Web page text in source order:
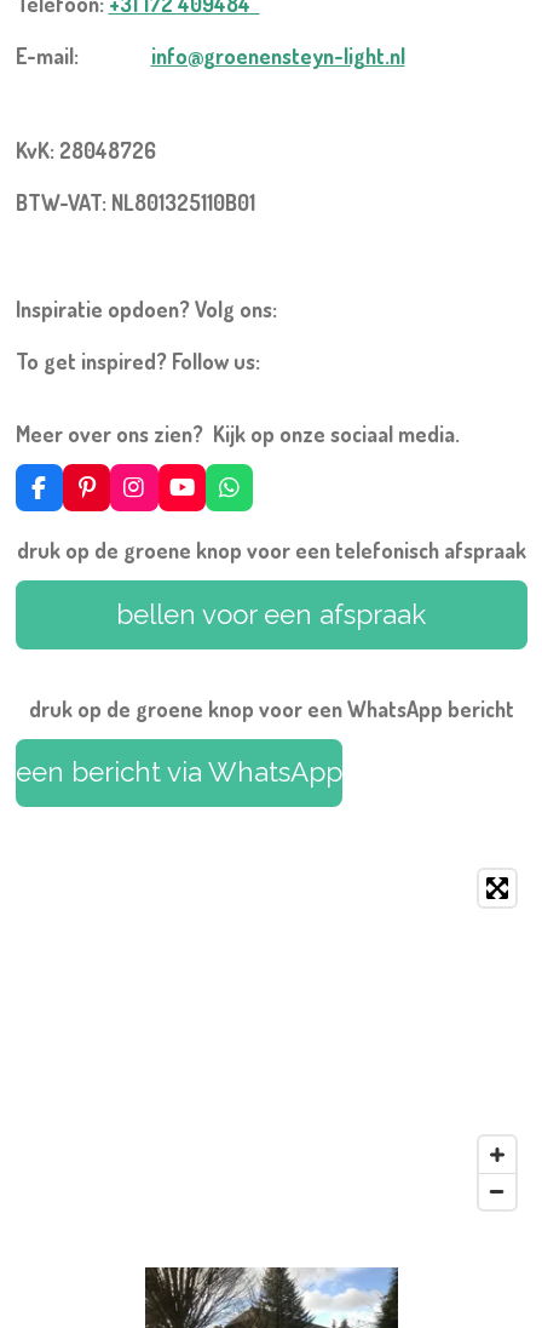
E-mail: info@groenensteyn-light.nl
KvK: 28048726
BTW-VAT: NL801325110B01
Inspiratie opdoen? Volg ons:
To get inspired? Follow us:
Meer over ons zien? Kijk op onze sociaal media.
F
a
e
b
k
P
i
t
e
s
I
n
t
a
g
r
a
Y
o
T
u
b
e
W
h
t
s
A
p
p
druk op de groene knop voor een telefonisch afspraak
bellen voor een afspraak
druk op de groene knop voor een WhatsApp bericht
een bericht via WhatsApp